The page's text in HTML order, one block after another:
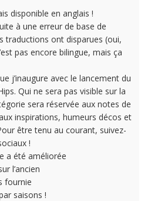
disponible en anglais !
à une erreur de base de
traductions ont disparues (oui,
pas encore bilingue, mais ça
j’inaugure avec le lancement du
Qui ne sera pas visible sur la
sera réservée aux notes de
inspirations, humeurs décos et
être tenu au courant, suivez-
!
a été améliorée
l’ancien
fournie
saisons !